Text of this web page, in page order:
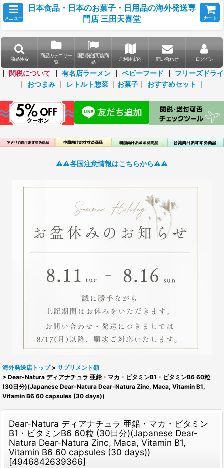
メニュー
日本食品・日本のお菓子・日用品の海外発送専
門店 三田天喜堂
カート
商品検索
商品カテゴリ一
覧
国別発送可能商
品
ご利用案内 問い合わせ ログイン
関税について 有名店ラーメン ベビーフード
フリーズドライ
おつまみ レトルト惣菜 お菓子 おすすめセット
⚠️⚠️各国注意情報はこちらから⚠️⚠️
海外発送店トップ > サプリメント類
> Dear-Natura ディアナチュラ 亜鉛・マカ・ビタミンB1・ビタミンB6 60粒
(30日分)(Japanese Dear-Natura Dear-Natura Zinc, Maca, Vitamin B1,
Vitamin B6 60 capsules (30 days))
Dear-Natura ディアナチュラ 亜鉛・マカ・ビタミン
B1・ビタミンB6 60粒 (30日分)(Japanese Dear-
Natura Dear-Natura Zinc, Maca, Vitamin B1,
Vitamin B6 60 capsules (30 days))
[4946842639366]